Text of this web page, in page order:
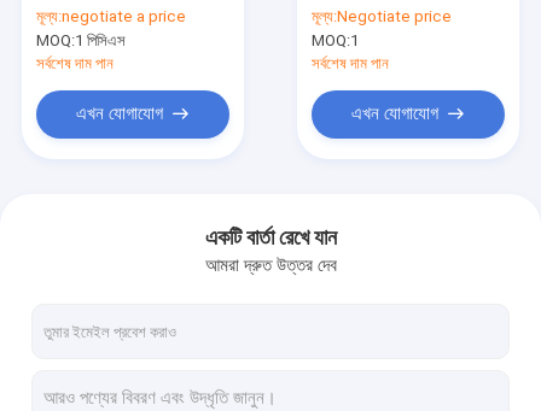
মামলা
পরিবর্তনশীল অপটিক্যাল অ্যাটেনুয়েটর
মূল্য:negotiate a price
MOQ:1 পিসিএস
সর্বশেষ দাম পান
এখন যোগাযোগ
মূল্য:Negotiate price
MOQ:1
সর্বশেষ দাম পান
এখন যোগাযোগ
একটি বার্তা রেখে যান
আমরা দ্রুত উত্তর দেব